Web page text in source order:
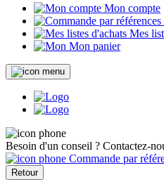
Mon compte
Mes
Mon panier
Besoin d'un conseil ? Contactez-
Commande par
Retour